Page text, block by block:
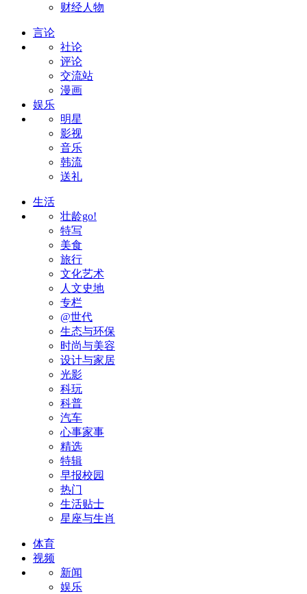
财经人物
言论
社论
评论
交流站
漫画
娱乐
明星
影视
音乐
韩流
送礼
生活
壮龄go!
特写
美食
旅行
文化艺术
人文史地
专栏
@世代
生态与环保
时尚与美容
设计与家居
光影
科玩
科普
汽车
心事家事
精选
特辑
早报校园
热门
生活贴士
星座与生肖
体育
视频
新闻
娱乐